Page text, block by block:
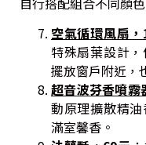
空氣循環風扇
特殊扇葉設計
擺放窗戶附近，
超音波芬香噴
動原理擴散精
滿室馨香。